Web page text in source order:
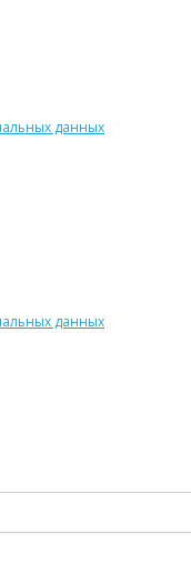
данных
данных